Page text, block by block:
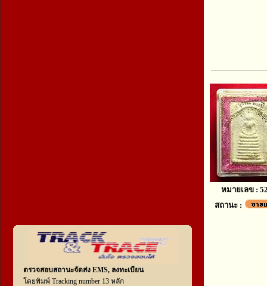
ตรวจสอบสถานะจัดส่ง EMS, ลงทะเบียน
โดยพิมพ์ Tracking number 13 หลัก
หมายเลข :
สถานะ :